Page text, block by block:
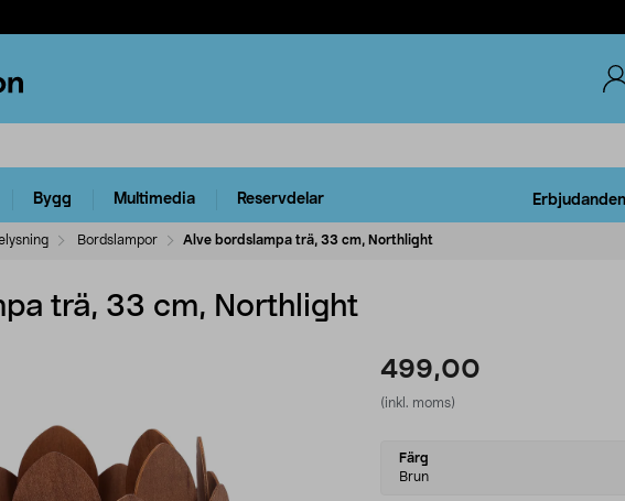
Bygg Multimedia Reservdelar Erbjudanden
Bordslampor Alve bordslampa trä, 33 cm, Northlight
trä, 33 cm, Northlight
499,00
(inkl. moms)
Select
variant
Färg
Brun